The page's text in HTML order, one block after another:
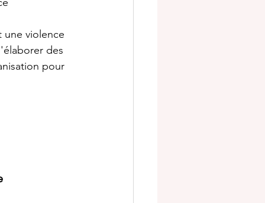
une violence
des
pour